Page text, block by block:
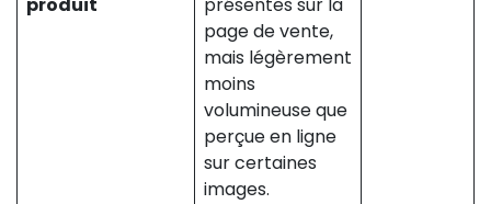
produit
présentes sur la
page de vente,
mais légèrement
moins
volumineuse que
perçue en ligne
sur certaines
images.